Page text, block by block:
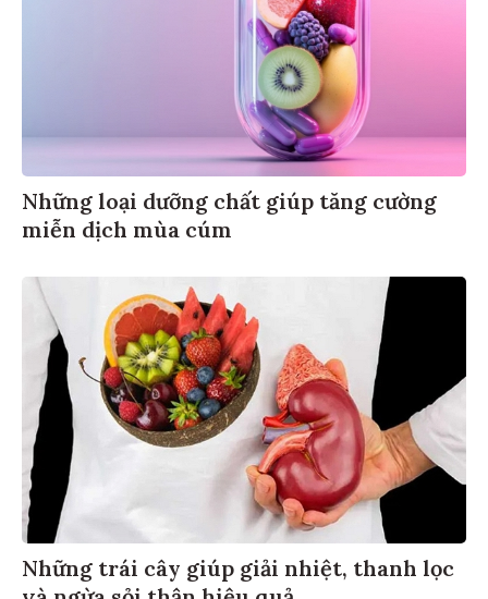
Những loại dưỡng chất giúp tăng cường
miễn dịch mùa cúm
Những trái cây giúp giải nhiệt, thanh lọc